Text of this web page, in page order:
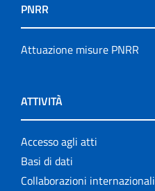
PNRR
Attuazione misure PNRR
ATTIVITÀ
Accesso agli atti
Basi di dati
Collaborazioni internazionali